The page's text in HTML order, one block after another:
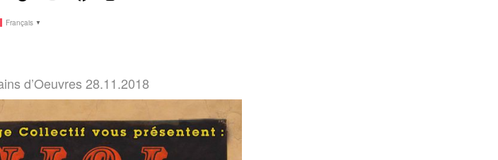
Français ▼
d’Oeuvres 28.11.2018